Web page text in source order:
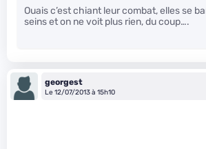
Ouais c’est chiant leur combat, elles se
seins et on ne voit plus rien, du coup….
georgest
Le 12/07/2013 à 15h10